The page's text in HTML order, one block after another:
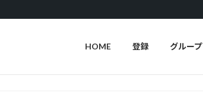
HOME 登録 グループ